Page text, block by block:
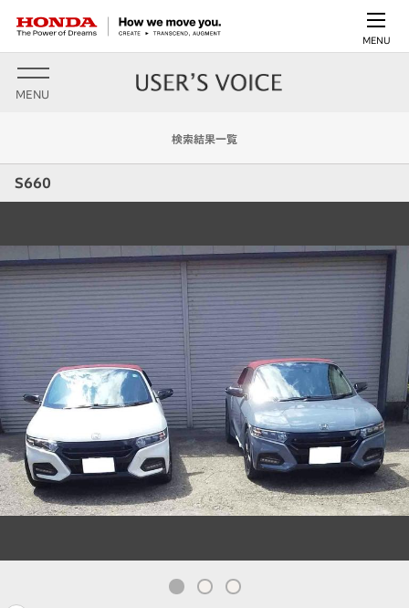
MENU
MENU
検索結果一覧
S660